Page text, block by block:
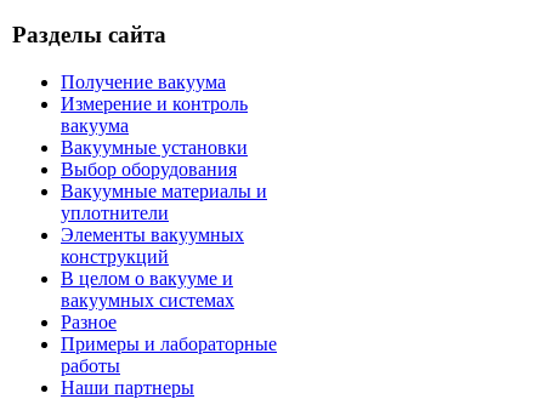
Разделы сайта
Получение вакуума
Измерение и контроль
вакуума
Вакуумные установки
Выбор оборудования
Вакуумные материалы и
уплотнители
Элементы вакуумных
конструкций
В целом о вакууме и
вакуумных системах
Разное
Примеры и лабораторные
работы
Наши партнеры